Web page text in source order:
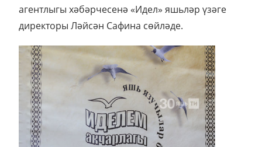
агентлыгы хәбәрчесенә «Идел» яшьләр үзәге
директоры Ләйсән Сафина сөйләде.